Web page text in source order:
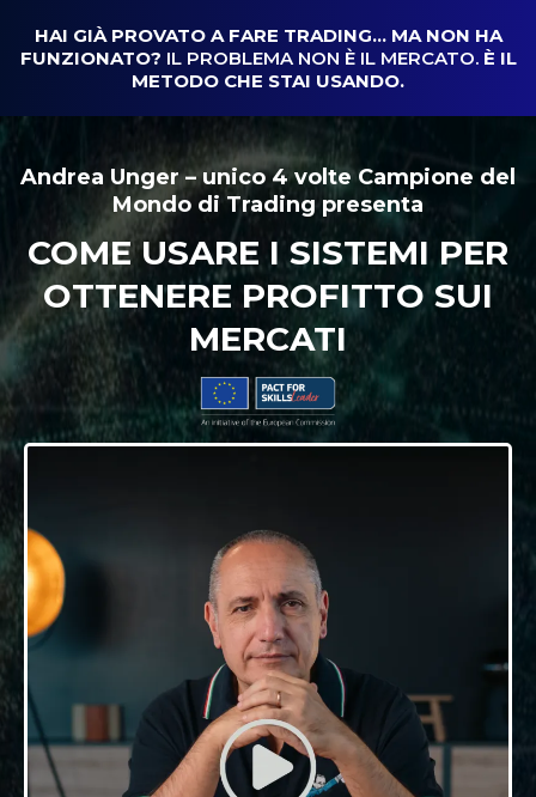
HAI GIÀ PROVATO A FARE TRADING… MA NON HA
FUNZIONATO? IL PROBLEMA NON È IL MERCATO. È IL
METODO CHE STAI USANDO.
Andrea Unger – unico 4 volte Campione del
Mondo di Trading presenta
COME USARE I SISTEMI PER
OTTENERE PROFITTO SUI
MERCATI
dai mercati